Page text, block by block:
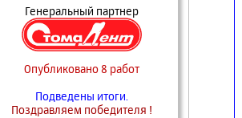
Генеральный партнер
Опубликовано 8 работ
Подведены итоги.
Поздравляем победителя !